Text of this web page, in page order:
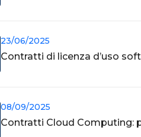
23/06/2025
Contratti di licenza d’uso
08/09/2025
Contratti Cloud Computing: